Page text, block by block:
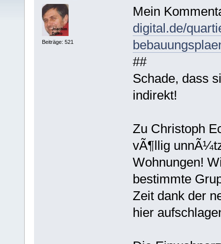
Beiträge: 521
Mein
digital.de/
##
Schade, dass
indirekt!
Zu Christoph
vÃ¶llig
Wohnungen!
bestimmte
Zeit dank der
hier